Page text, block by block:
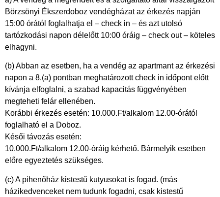
Börzsönyi Ékszerdoboz vendégházat az érkezés napján
15:00 órától foglalhatja el – check in – és azt utolsó
tartózkodási napon délelőtt 10:00 óráig – check out – köteles
elhagyni.
(b) Abban az esetben, ha a vendég az apartmant az érkezési
napon a 8.(a) pontban meghatározott check in időpont előtt
kívánja elfoglalni, a szabad kapacitás függvényében
megteheti felár ellenében.
Korábbi érkezés esetén: 10.000.Ft/alkalom 12.00-órától
foglalható el a Doboz.
Késői távozás esetén:
10.000.Ft/alkalom 12.00-óráig kérhető. Bármelyik esetben
előre egyeztetés szükséges.
(c) A pihenőház kistestű kutyusokat is fogad. (más
házikedvenceket nem tudunk fogadni, csak kistestű